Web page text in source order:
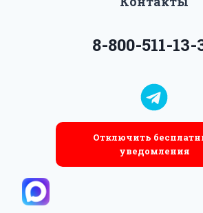
8-800-511-13-
Отключить
уведомления